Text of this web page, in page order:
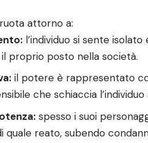
attorno a:
l’individuo si sente
proprio posto nella società.
il potere è rappresentato
che schiaccia l’individuo
spesso i suoi
quale reato, subendo